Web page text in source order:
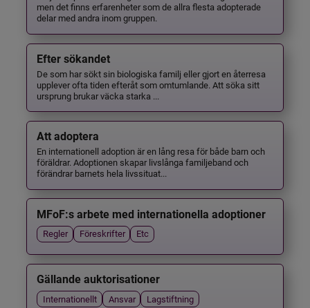
men det finns erfarenheter som de allra flesta adopterade
delar med andra inom gruppen.
Efter sökandet
De som har sökt sin biologiska familj eller gjort en återresa
upplever ofta tiden efteråt som omtumlande. Att söka sitt
ursprung brukar väcka starka ...
Att adoptera
En internationell adoption är en lång resa för både barn och
föräldrar. Adoptionen skapar livslånga familjeband och
förändrar barnets hela livssituat...
MFoF:s arbete med internationella adoptioner
Regler Föreskrifter Etc
Gällande auktorisationer
Internationellt Ansvar
Lagstiftning